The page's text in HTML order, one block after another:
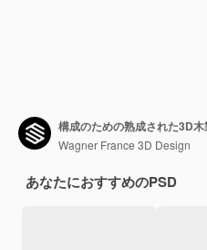
構成のための熟成された3D
Wagner France 3D Design
あなたにおすすめのPSD